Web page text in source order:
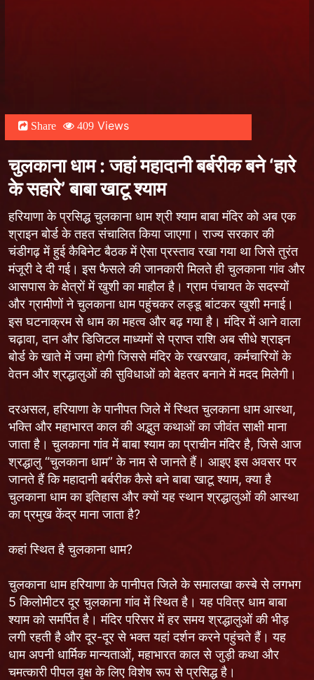
Share 409 Views
चुलकाना धाम : जहां महादानी बर्बरीक बने ‘हारे
के सहारे’ बाबा खाटू श्याम
हरियाणा के प्रसिद्ध चुलकाना धाम श्री श्याम बाबा मंदिर को अब एक
श्राइन बोर्ड के तहत संचालित किया जाएगा। राज्य सरकार की
चंडीगढ़ में हुई कैबिनेट बैठक में ऐसा प्रस्ताव रखा गया था जिसे तुरंत
मंजूरी दे दी गई। इस फैसले की जानकारी मिलते ही चुलकाना गांव और
आसपास के क्षेत्रों में खुशी का माहौल है। ग्राम पंचायत के सदस्यों
और ग्रामीणों ने चुलकाना धाम पहुंचकर लड्डू बांटकर खुशी मनाई।
इस घटनाक्रम से धाम का महत्व और बढ़ गया है। मंदिर में आने वाला
चढ़ावा, दान और डिजिटल माध्यमों से प्राप्त राशि अब सीधे श्राइन
बोर्ड के खाते में जमा होगी जिससे मंदिर के रखरखाव, कर्मचारियों के
वेतन और श्रद्धालुओं की सुविधाओं को बेहतर बनाने में मदद मिलेगी।
दरअसल, हरियाणा के पानीपत जिले में स्थित चुलकाना धाम आस्था,
भक्ति और महाभारत काल की अद्भुत कथाओं का जीवंत साक्षी माना
जाता है। चुलकाना गांव में बाबा श्याम का प्राचीन मंदिर है, जिसे आज
श्रद्धालु “चुलकाना धाम” के नाम से जानते हैं। आइए इस अवसर पर
जानते हैं कि महादानी बर्बरीक कैसे बने बाबा खाटू श्याम, क्या है
चुलकाना धाम का इतिहास और क्यों यह स्थान श्रद्धालुओं की आस्था
का प्रमुख केंद्र माना जाता है?
कहां स्थित है चुलकाना धाम?
चुलकाना धाम हरियाणा के पानीपत जिले के समालखा कस्बे से लगभग
5 किलोमीटर दूर चुलकाना गांव में स्थित है। यह पवित्र धाम बाबा
श्याम को समर्पित है। मंदिर परिसर में हर समय श्रद्धालुओं की भीड़
लगी रहती है और दूर-दूर से भक्त यहां दर्शन करने पहुंचते हैं। यह
धाम अपनी धार्मिक मान्यताओं, महाभारत काल से जुड़ी कथा और
चमत्कारी पीपल वृक्ष के लिए विशेष रूप से प्रसिद्ध है।